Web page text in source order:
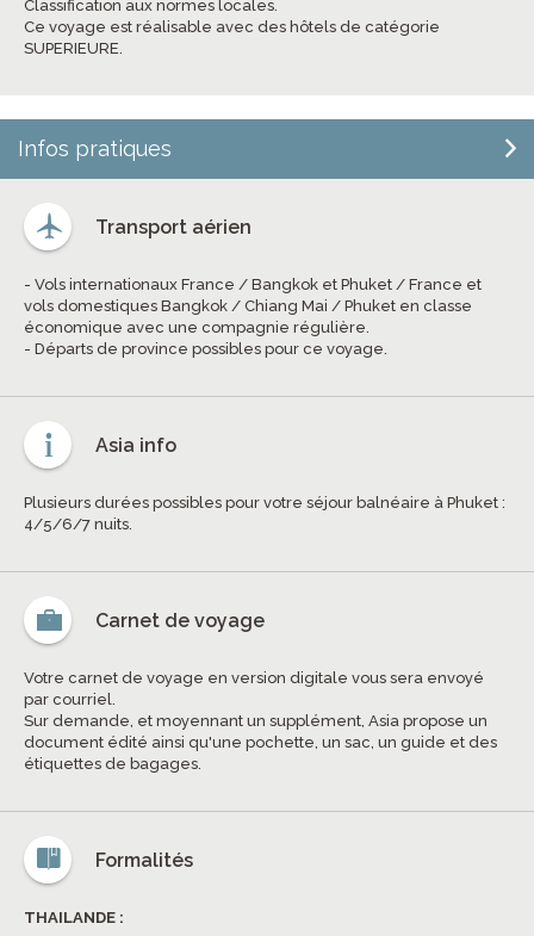
Classification aux normes locales.
Ce voyage est réalisable avec des hôtels de catégorie
SUPERIEURE.
Infos pratiques
Transport aérien
- Vols internationaux France / Bangkok et Phuket / France et
vols domestiques Bangkok / Chiang Mai / Phuket en classe
économique avec une compagnie régulière.
- Départs de province possibles pour ce voyage.
Asia info
Plusieurs durées possibles pour votre séjour balnéaire à Phuket :
4/5/6/7 nuits.
Carnet de voyage
Votre carnet de voyage en version digitale vous sera envoyé
par courriel.
Sur demande, et moyennant un supplément, Asia propose un
document édité ainsi qu'une pochette, un sac, un guide et des
étiquettes de bagages.
Formalités
THAILANDE :